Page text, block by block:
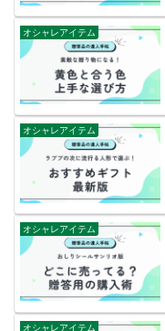
オシャレアイテム
オシャレアイテム
オシャレアイテム
オシャレアイテム